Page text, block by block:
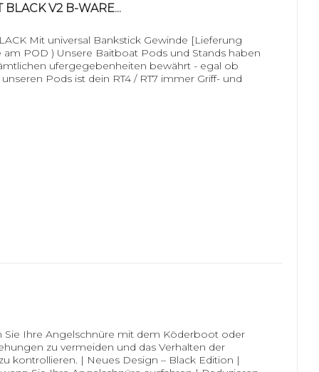
V2 B-WARE...
Mit universal Bankstick Gewinde [Lieferung
POD ) Unsere Baitboat Pods und Stands haben
ufergegebenheiten bewährt - egal ob
Pods ist dein RT4 / RT7 immer Griff- und
Ihre Angelschnüre mit dem Köderboot oder
zu vermeiden und das Verhalten der
kontrollieren. | Neues Design – Black Edition |